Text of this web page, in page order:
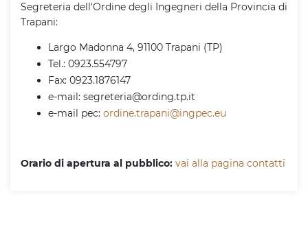
Segreteria dell'Ordine degli Ingegneri della Provincia di
Trapani:
Largo Madonna 4, 91100 Trapani (TP)
Tel.: 0923.554797
Fax: 0923.1876147
e-mail: segreteria@ording.tp.it
e-mail pec: ordine.trapani@ingpec.eu
Orario di apertura al pubblico: vai alla pagina contatti